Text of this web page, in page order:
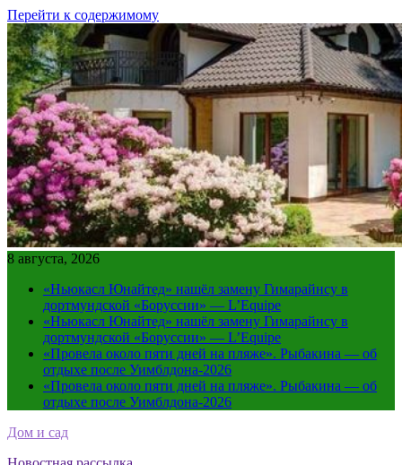
Перейти к содержимому
8 августа, 2026
«Ньюкасл Юнайтед» нашёл замену Гимарайнсу в
дортмундской «Боруссии» — L’Equipe
«Ньюкасл Юнайтед» нашёл замену Гимарайнсу в
дортмундской «Боруссии» — L’Equipe
«Провела около пяти дней на пляже». Рыбакина — об
отдыхе после Уимблдона-2026
«Провела около пяти дней на пляже». Рыбакина — об
отдыхе после Уимблдона-2026
Дом и сад